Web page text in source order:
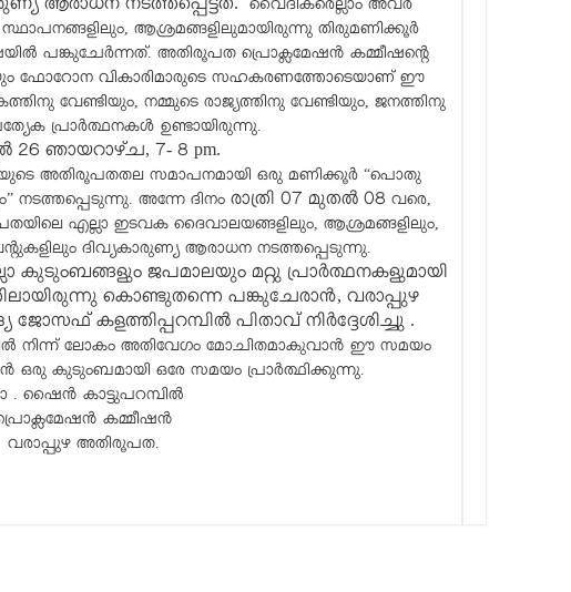
ആരാധന നടത്തപ്പെട്ടത്. വൈദികരെല്ലാം അവർ
ആശ്രമങ്ങളിലുമായിരുന്നു തിരുമണിക്കൂർ
പങ്കുചേർന്നത്. അതിരൂപത പ്രൊക്ലമേഷൻ കമ്മീഷൻ്റെ
ഫോറോന വികാരിമാരുടെ സഹകരണത്തോടെയാണ് ഈ
വേണ്ടിയും, നമ്മുടെ രാജ്യത്തിനു വേണ്ടിയും, ജനത്തിനു
പ്രാർത്ഥനകൾ ഉണ്ടായിരുന്നു.
26 ഞായറാഴ്ച, 7- 8 pm.
അതിരൂപതതല സമാപനമായി ഒരു മണിക്കൂർ “പൊതു
അന്നേ ദിനം രാത്രി 07 മുതൽ 08 വരെ,
എല്ലാ ഇടവക ദൈവാലയങ്ങളിലും, ആശ്രമങ്ങളിലും,
ദിവ്യകാരുണ്യ ആരാധന നടത്തപ്പെടുന്നു.
കുടുംബങ്ങളും ജപമാലയും മറ്റു പ്രാർത്ഥനകളുമായി
കൊണ്ടുതന്നെ പങ്കുചേരാൻ, വരാപ്പുഴ
കളത്തിപ്പറമ്പിൽ പിതാവ് നിർദ്ദേശിച്ചു .
നിന്ന് ലോകം അതിവേഗം മോചിതമാകുവാൻ ഈ സമയം
കുടുംബമായി ഒരേ സമയം പ്രാർത്ഥിക്കുന്നു.
. ഷൈൻ കാട്ടുപറമ്പിൽ
കമ്മീഷൻ
വരാപ്പുഴ അതിരൂപത.